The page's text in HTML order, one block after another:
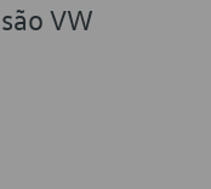
VW